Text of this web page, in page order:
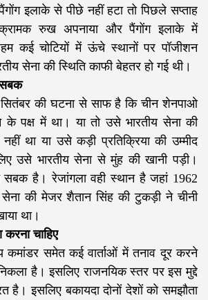
पैंगोंग इलाके से पीछे नहीं हटा तो पिछले सप्ताह
रुख अपनाया और पैंगोंग इलाके में
कई चोटियों में ऊंचे स्थानों पर पॉजीशन
सेना की स्थिति काफी बेहतर हो गई थी।
सबक
की घटना से साफ है कि चीन शेनपाओ
के पक्ष में था। या तो उसे भारतीय सेना की
था या उसे कड़ी प्रतिक्रिया की उम्मीद
उसे भारतीय सेना से मुंह की खानी पड़ी।
है। रेजांगला वही स्थान है जहां 1962
सेना की मेजर शैतान सिंह की टुकड़ी ने चीनी
था।
करना चाहिए
समेत कई वार्ताओं में तनाव दूर करने
है। इसलिए राजनयिक स्तर पर इस मुद्दे
इसलिए बकायदा दोनों देशों को समझौता